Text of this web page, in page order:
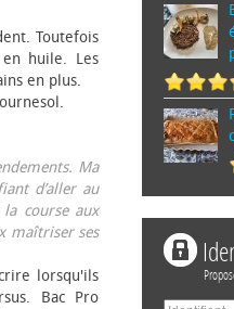
Toutefois
huile. Les
en plus.
Ma
d’aller au
course aux
maîtriser ses
lorsqu'ils
Bac Pro